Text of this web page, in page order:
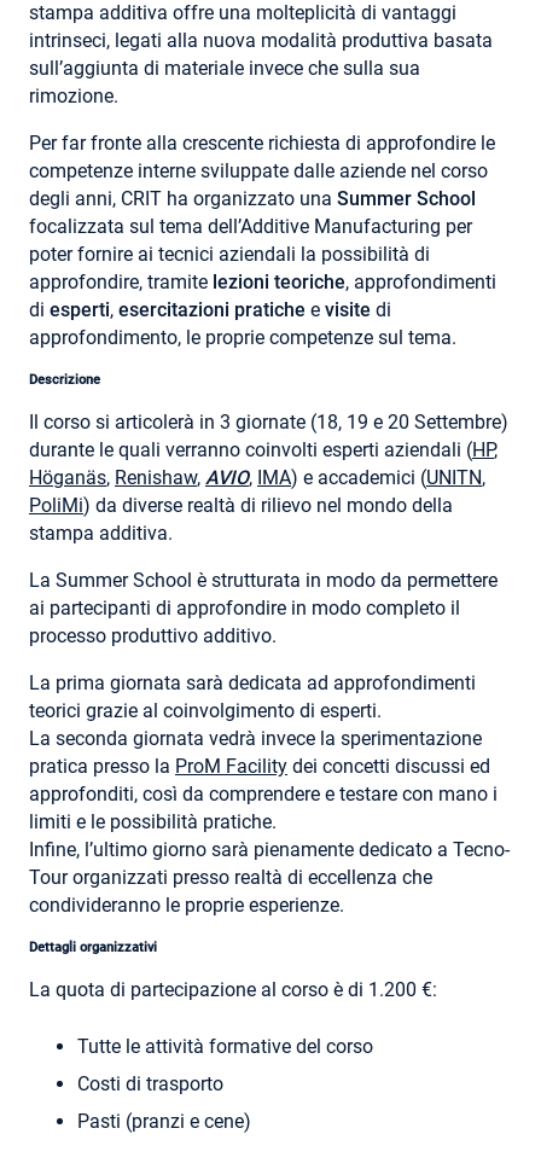
stampa additiva offre una molteplicità di vantaggi
intrinseci, legati alla nuova modalità produttiva basata
sull’aggiunta di materiale invece che sulla sua
rimozione.
Per far fronte alla crescente richiesta di approfondire le
competenze interne sviluppate dalle aziende nel corso
degli anni, CRIT ha organizzato una Summer School
focalizzata sul tema dell’Additive Manufacturing per
poter fornire ai tecnici aziendali la possibilità di
approfondire, tramite lezioni teoriche, approfondimenti
di esperti, esercitazioni pratiche e visite di
approfondimento, le proprie competenze sul tema.
Descrizione
Il corso si articolerà in 3 giornate (18, 19 e 20 Settembre)
durante le quali verranno coinvolti esperti aziendali (HP,
Höganäs, Renishaw, AVIO, IMA) e accademici (UNITN,
PoliMi) da diverse realtà di rilievo nel mondo della
stampa additiva.
La Summer School è strutturata in modo da permettere
ai partecipanti di approfondire in modo completo il
processo produttivo additivo.
La prima giornata sarà dedicata ad approfondimenti
teorici grazie al coinvolgimento di esperti.
La seconda giornata vedrà invece la sperimentazione
pratica presso la ProM Facility dei concetti discussi ed
approfonditi, così da comprendere e testare con mano i
limiti e le possibilità pratiche.
Infine, l’ultimo giorno sarà pienamente dedicato a Tecno-
Tour organizzati presso realtà di eccellenza che
condivideranno le proprie esperienze.
Dettagli organizzativi
La quota di partecipazione al corso è di 1.200 €:
Tutte le attività formative del corso
Costi di trasporto
Pasti (pranzi e cene)